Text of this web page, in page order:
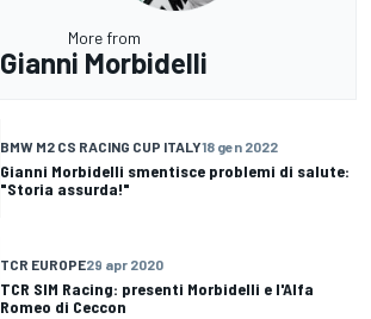
More from
Gianni Morbidelli
BMW M2 CS RACING CUP ITALY18 gen 2022
Gianni Morbidelli smentisce problemi di salute:
"Storia assurda!"
TCR EUROPE29 apr 2020
TCR SIM Racing: presenti Morbidelli e l'Alfa
Romeo di Ceccon